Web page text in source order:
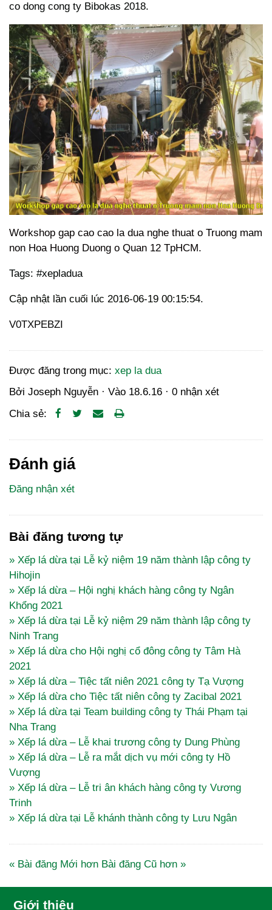
co dong cong ty Bibokas 2018.
Workshop gap cao cao la dua nghe thuat o Truong mam
non Hoa Huong Duong o Quan 12 TpHCM.
Tags: #xepladua
Cập nhật lần cuối lúc 2016-06-19 00:15:54.
V0TXPEBZI
Được đăng trong mục: xep la dua
Bởi Joseph Nguyễn · Vào 18.6.16 · 0 nhận xét
Chia sẻ:
Đánh giá
Đăng nhận xét
Bài đăng tương tự
» Xếp lá dừa tại Lễ kỷ niệm 19 năm thành lập công ty
Hihojin
» Xếp lá dừa – Hội nghị khách hàng công ty Ngân
Khổng 2021
» Xếp lá dừa tại Lễ kỷ niệm 29 năm thành lập công ty
Ninh Trang
» Xếp lá dừa cho Hội nghị cổ đông công ty Tâm Hà
2021
» Xếp lá dừa – Tiệc tất niên 2021 công ty Tạ Vượng
» Xếp lá dừa cho Tiệc tất niên công ty Zacibal 2021
» Xếp lá dừa tại Team building công ty Thái Phạm tại
Nha Trang
» Xếp lá dừa – Lễ khai trương công ty Dung Phùng
» Xếp lá dừa – Lễ ra mắt dịch vụ mới công ty Hồ
Vượng
» Xếp lá dừa – Lễ tri ân khách hàng công ty Vương
Trinh
» Xếp lá dừa tại Lễ khánh thành công ty Lưu Ngân
« Bài đăng Mới hơn Bài đăng Cũ hơn »
Giới thiệu